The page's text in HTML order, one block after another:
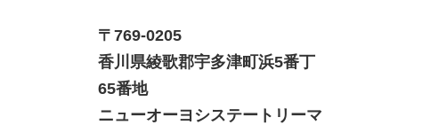
〒769-0205
香川県綾歌郡宇多津町浜5番丁
65番地
ニューオーヨシステートリーマ